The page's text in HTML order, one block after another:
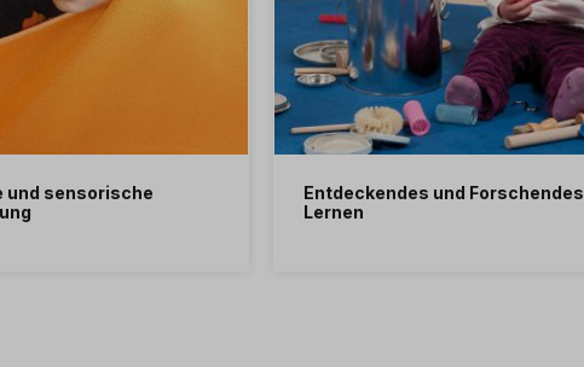
und sensorische
Entdeckendes und Forschendes
Lernen